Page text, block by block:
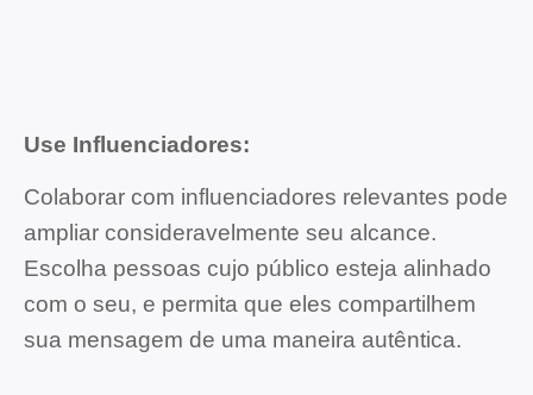
Use Influenciadores:
Colaborar com influenciadores relevantes pode
ampliar consideravelmente seu alcance.
Escolha pessoas cujo público esteja alinhado
com o seu, e permita que eles compartilhem
sua mensagem de uma maneira autêntica.